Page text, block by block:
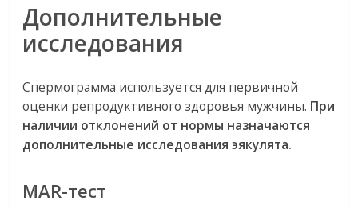
Дополнительные
исследования
Спермограмма используется для первичной
оценки репродуктивного здоровья мужчины. При
наличии отклонений от нормы назначаются
дополнительные исследования эякулята.
MAR-тест